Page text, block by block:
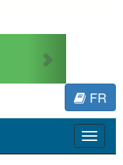
FR
Toggle